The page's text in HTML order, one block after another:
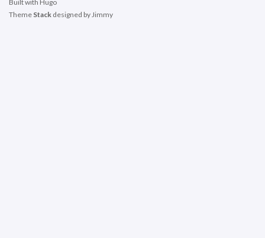
Built with Hugo
Theme Stack designed byJimmy